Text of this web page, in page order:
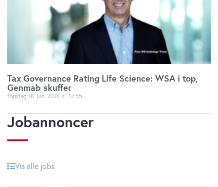
Tax Governance Rating Life Science: WSA i top,
Genmab skuffer
torsdag 18. juni 2026 17:55
Jobannoncer
Vis alle jobs